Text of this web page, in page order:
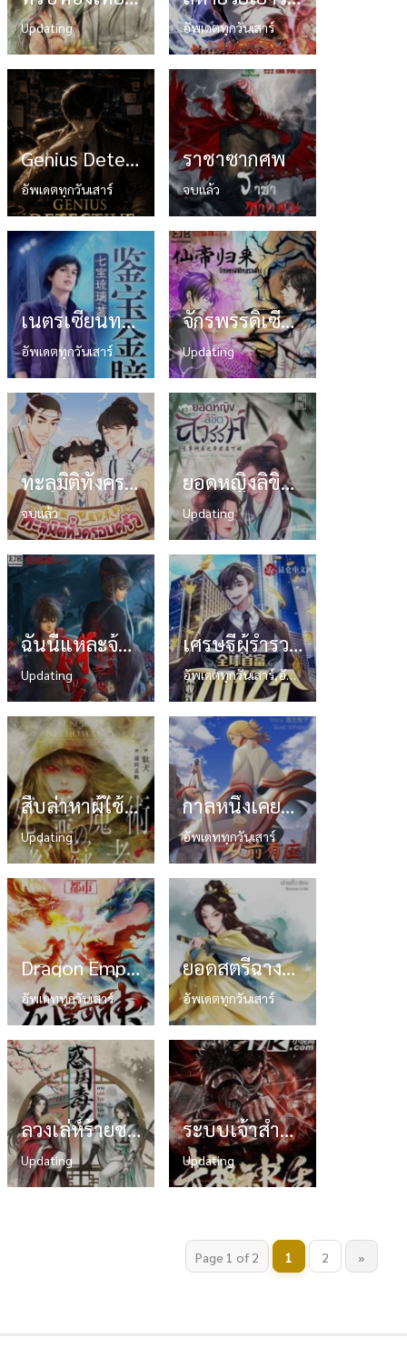
Updating อัพเดตทุกวันเสาร์
Genius Detective อัจฉริยะนักสืบไขคดีปริศนา
อัพเดตทุกวันเสาร์
ราชาซากศพ
จบแล้ว
เนตรเซียนทะลุสมบัติ
อัพเดตทุกวันเสาร์
จักรพรรดิเซียนหวนคืน (仙帝归来)
Updating
ทะลุมิติทั้งครอบครัว
จบแล้ว
ยอดหญิงลิขิตสวรรค์
Updating
ฉันนี่แหละจ้าวนรก [我要做阎罗]
Updating
เศรษฐีผู้ร่ำรวย:เริ่มจากการได้รับซองแดง 7 พันล้านซอง
อัพเดตทุกวันเสาร์,อัพเดททุกวันเสาร์
สืบล่าหาผู้ใช้ศาสตร์ความตาย
Updating
กาลหนึ่งเคยมีเขากระบี่วิญญาณ
อัพเดททุกวันเสาร์
Dragon Emperor Martial God จักรพรรดิ์เทพมังกร
อัพเดททุกวันเสาร์
ยอดสตรีฉางอิ๋ง ภาคที่ 2-3
อัพเดตทุกวันเสาร์
ลวงเล่ห์ร้ายชายาร้อยพิษ
Updating
ระบบเจ้าสำนัก
Updating
Page 1 of 2 1 2 »